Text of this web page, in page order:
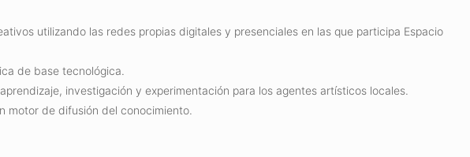
utilizando las redes propias digitales y presenciales en las que participa Espacio
de base tecnológica.
investigación y experimentación para los agentes artísticos locales.
motor de difusión del conocimiento.